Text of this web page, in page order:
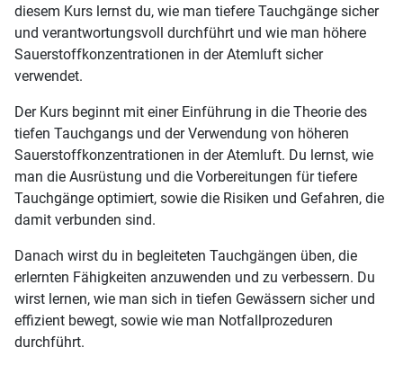
diesem Kurs lernst du, wie man tiefere Tauchgänge sicher
und verantwortungsvoll durchführt und wie man höhere
Sauerstoffkonzentrationen in der Atemluft sicher
verwendet.
Der Kurs beginnt mit einer Einführung in die Theorie des
tiefen Tauchgangs und der Verwendung von höheren
Sauerstoffkonzentrationen in der Atemluft. Du lernst, wie
man die Ausrüstung und die Vorbereitungen für tiefere
Tauchgänge optimiert, sowie die Risiken und Gefahren, die
damit verbunden sind.
Danach wirst du in begleiteten Tauchgängen üben, die
erlernten Fähigkeiten anzuwenden und zu verbessern. Du
wirst lernen, wie man sich in tiefen Gewässern sicher und
effizient bewegt, sowie wie man Notfallprozeduren
durchführt.